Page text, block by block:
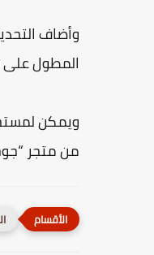
وأضاف
المطول على
ويمكن
من متجر